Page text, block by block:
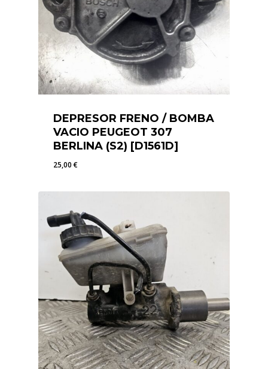
DEPRESOR FRENO / BOMBA
VACIO PEUGEOT 307
BERLINA (S2) [D1561D]
25,00€